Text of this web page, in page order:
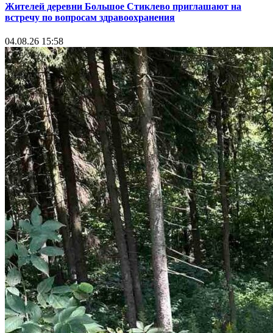
Жителей деревни Большое Стиклево приглашают на
встречу по вопросам здравоохранения
04.08.26 15:58